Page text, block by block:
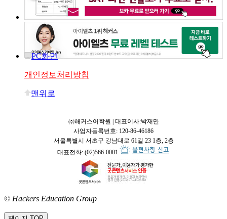
PC화면
개인정보처리방침
맨위로
㈜해커스어학원 | 대표이사:박재만
사업자등록번호: 120-86-46186
서울특별시 서초구 강남대로 61길 23 1층, 2층
대표전화: (02)566-0001
© Hackers Education Group